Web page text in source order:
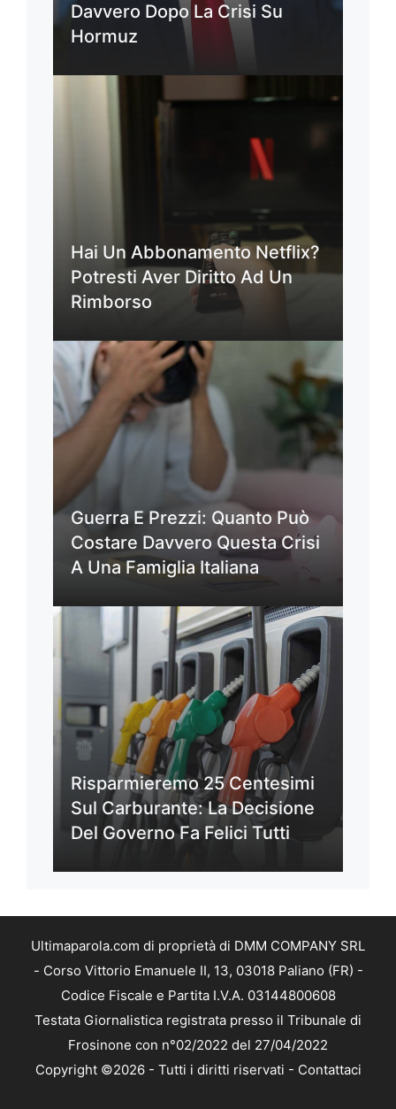
Davvero Dopo La Crisi Su
Hormuz
Hai Un Abbonamento Netflix?
Potresti Aver Diritto Ad Un
Rimborso
Guerra E Prezzi: Quanto Può
Costare Davvero Questa Crisi
A Una Famiglia Italiana
Risparmieremo 25 Centesimi
Sul Carburante: La Decisione
Del Governo Fa Felici Tutti
Ultimaparola.com di proprietà di DMM COMPANY SRL
- Corso Vittorio Emanuele II, 13, 03018 Paliano (FR) -
Codice Fiscale e Partita I.V.A. 03144800608
Testata Giornalistica registrata presso il Tribunale di
Frosinone con n°02/2022 del 27/04/2022
Copyright ©2026 - Tutti i diritti riservati - Contattaci